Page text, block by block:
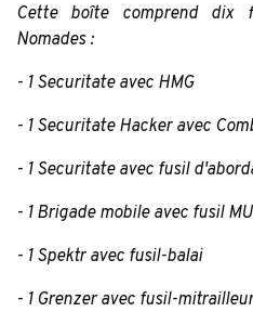
Cette boîte comprend dix
Nomades :
- 1 Securitate avec HMG
- 1 Securitate Hacker avec
- 1 Securitate avec fusil
- 1 Brigade mobile avec fusil
- 1 Spektr avec fusil-balai
- 1 Grenzer avec fusil-mitrailleur